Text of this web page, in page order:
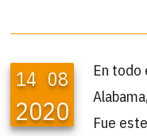
14 08
2020
En todo
Fue